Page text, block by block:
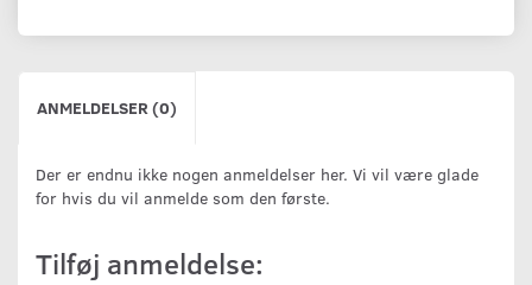
ANMELDELSER (0)
Der er endnu ikke nogen anmeldelser her. Vi vil være glade
for hvis du vil anmelde som den første.
Tilføj anmeldelse: